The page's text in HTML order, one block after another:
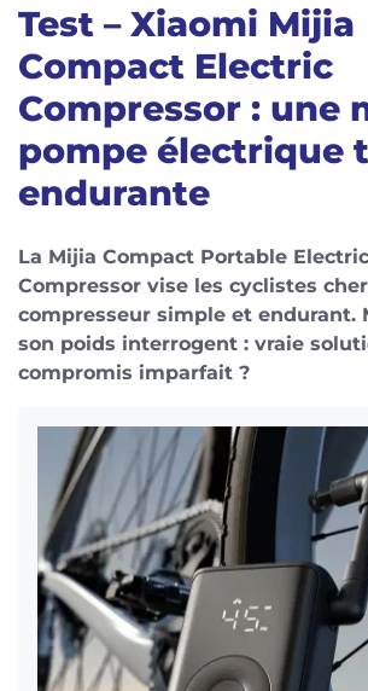
Test – Xiaomi Mijia
Compact Electric
Compressor : une
pompe électrique
endurante
La Mijia Compact Portable
Compressor vise les cyclistes
compresseur simple et endurant.
son poids interrogent : vraie
compromis imparfait ?